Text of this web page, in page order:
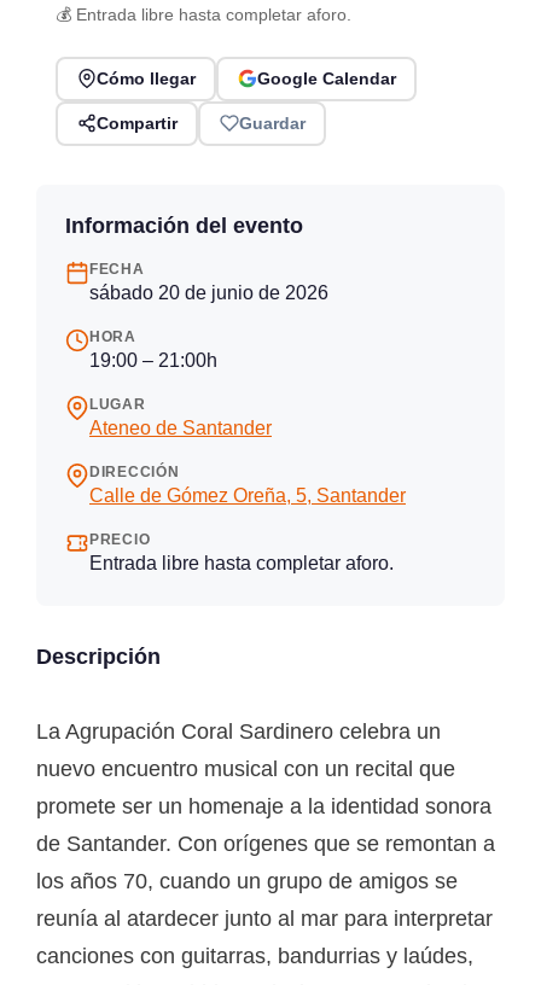
💰 Entrada libre hasta completar aforo.
Cómo llegar Google Calendar
Compartir Guardar
Información del evento
FECHA
sábado 20 de junio de 2026
HORA
19:00 – 21:00h
LUGAR
Ateneo de Santander
DIRECCIÓN
Calle de Gómez Oreña, 5, Santander
PRECIO
Entrada libre hasta completar aforo.
Descripción
La Agrupación Coral Sardinero celebra un
nuevo encuentro musical con un recital que
promete ser un homenaje a la identidad sonora
de Santander. Con orígenes que se remontan a
los años 70, cuando un grupo de amigos se
reunía al atardecer junto al mar para interpretar
canciones con guitarras, bandurrias y laúdes,